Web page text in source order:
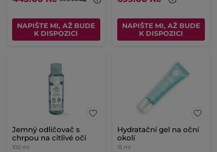
NAPIŠTE MI, AŽ BUDE
K DISPOZICI
NAPIŠTE MI, AŽ BUDE
K DISPOZICI
Jemný odličovač s
chrpou na citlivé oči
100 ml
Hydratační gel na oční
okolí
15 ml